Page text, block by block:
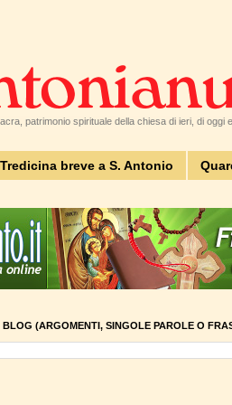
patrimonio spirituale della chiesa di ieri, di oggi
Tredicina breve a S. Antonio
BLOG (ARGOMENTI, SINGOLE PAROLE O